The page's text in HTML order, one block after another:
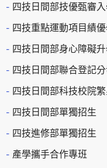
四技日間部技優甄審
四技重點運動項目績
四技日間部身心障礙
四技日間部聯合登記
四技日間部科技校院
四技日間部單獨招生
四技進修部單獨招生
產學攜手合作專班